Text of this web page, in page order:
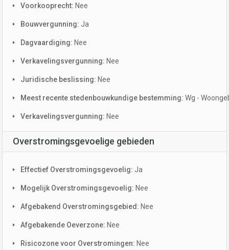
Voorkooprecht: Nee
Bouwvergunning: Ja
Dagvaardiging: Nee
Verkavelingsvergunning: Nee
Juridische beslissing: Nee
Meest recente stedenbouwkundige bestemming: Wg -
Verkavelingsvergunning: Nee
Overstromingsgevoelige gebieden
Effectief Overstromingsgevoelig: Ja
Mogelijk Overstromingsgevoelig: Nee
Afgebakend Overstromingsgebied: Nee
Afgebakende Oeverzone: Nee
Risicozone voor Overstromingen: Nee